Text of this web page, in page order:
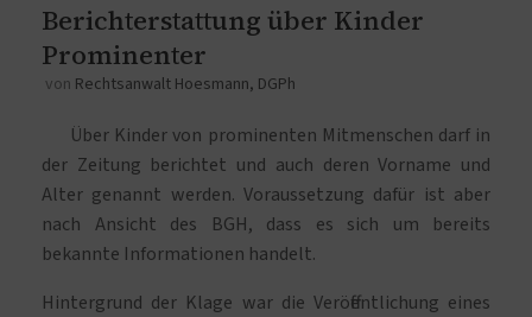
Berichterstattung über Kinder
Prominenter
von Rechtsanwalt Hoesmann, DGPh
Über Kinder von prominenten Mitmenschen darf in
der Zeitung berichtet und auch deren Vorname und
Alter genannt werden. Voraussetzung dafür ist aber
nach Ansicht des BGH, dass es sich um bereits
bekannte Informationen handelt.
Hintergrund der Klage war die Veröffentlichung eines